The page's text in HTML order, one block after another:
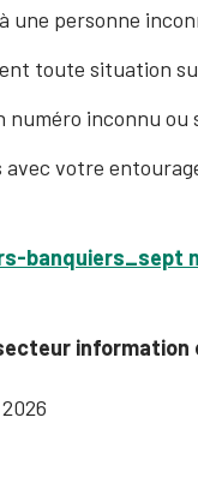
une personne
toute situation
numéro inconnu ou
avec votre
information